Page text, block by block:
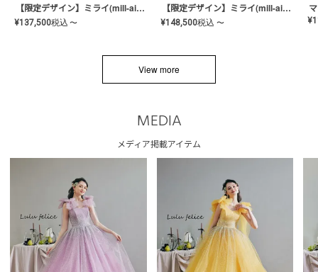
【限定デザイン】ミライ(mill-ai)リング
¥137,500税込 〜
【限定デザイン】ミライ(mill-ai)リング
¥148,500税込 〜 ¥
View more
MEDIA
メディア掲載アイテム